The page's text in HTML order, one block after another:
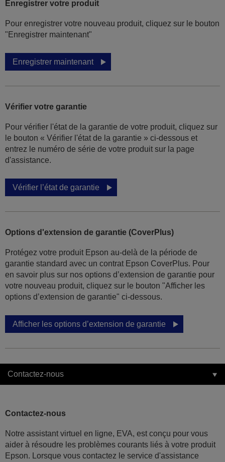
Enregistrer votre produit
Pour enregistrer votre nouveau produit, cliquez sur le bouton
"Enregistrer maintenant"
Enregistrer maintenant
Vérifier votre garantie
Pour vérifier l'état de la garantie de votre produit, cliquez sur
le bouton « Vérifier l'état de la garantie » ci-dessous et
entrez le numéro de série de votre produit sur la page
d'assistance.
Vérifier l’état de garantie
Options d'extension de garantie (CoverPlus)
Protégez votre produit Epson au-delà de la période de
garantie standard avec un contrat Epson CoverPlus. Pour
en savoir plus sur nos options d’extension de garantie pour
votre nouveau produit, cliquez sur le bouton "Afficher les
options d’extension de garantie" ci-dessous.
Afficher les options d’extension de garantie
Contactez-nous
Contactez-nous
Notre assistant virtuel en ligne, EVA, est conçu pour vous
aider à résoudre les problèmes courants liés à votre produit
Epson. Lorsque vous contactez le service d'assistance